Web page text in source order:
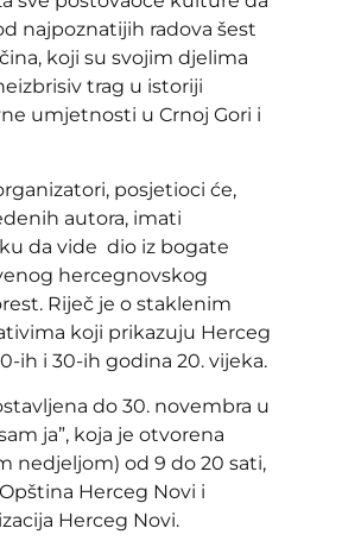
najpoznatijih radova šest
koji su svojim djelima
trag u istoriji
umjetnosti u Crnoj Gori i
posjetioci će,
autora, imati
da vide dio iz bogate
hercegnovskog
Riječ je o staklenim
koji prikazuju Herceg
ih i 30-ih godina 20. vijeka.
do 30. novembra u
ja”, koja je otvorena
nedjeljom) od 9 do 20 sati,
Herceg Novi i
Herceg Novi.